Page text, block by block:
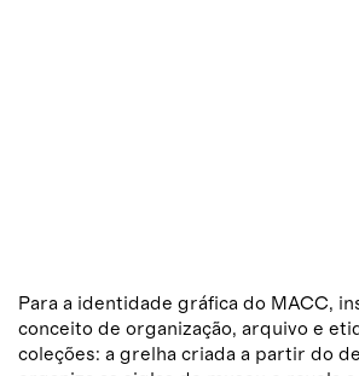
Para a identidade gráfica do MACC,
conceito de organização, arquivo e
coleções: a grelha criada a partir do